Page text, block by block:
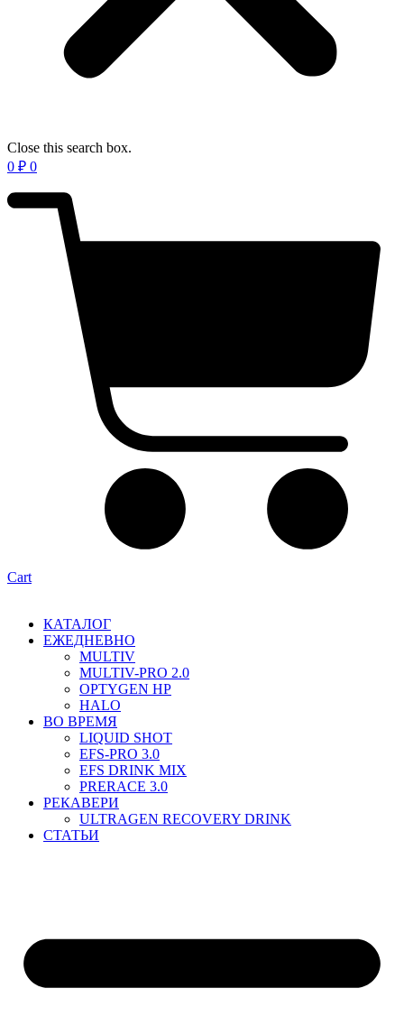
Close this search box.
0 ₽ 0
Cart
КАТАЛОГ
ЕЖЕДНЕВНО
MULTIV
MULTIV-PRO 2.0
OPTYGEN HP
HALO
ВО ВРЕМЯ
LIQUID SHOT
EFS-PRO 3.0
EFS DRINK MIX
PRERACE 3.0
РЕКАВЕРИ
ULTRAGEN RECOVERY DRINK
СТАТЬИ